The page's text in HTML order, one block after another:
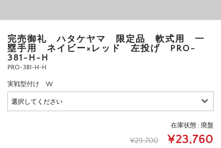
完売御礼 ハタケヤマ 限定品 軟式用 一
塁手用 ネイビー×レッド 左投げ PRO-
381-H-H
PRO-381-H-H
実戦型付け W
在庫状態 : 廃盤
¥29,700 ¥23,760